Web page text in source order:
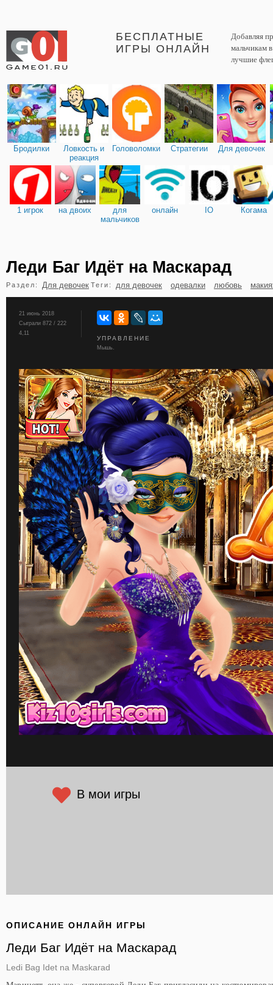
БЕСПЛАТНЫЕ
ИГРЫ ОНЛАЙН
Добавляя
мальчикам
лучшие
Бродилки
Ловкость и
реакция
Головоломки Стратегии Для девочек
1 игрок на двоих
для
мальчиков
онлайн IO Когама
бильярд карты
Леди Баг Идёт на Маскарад
Раздел: Для девочек Теги: для девочек одевалки любовь
21 июнь 2018
Сыграли 872 / 222
4,11
УПРАВЛЕНИЕ
Мышь.
В мои игры
ОПИСАНИЕ ОНЛАЙН ИГРЫ
Леди Баг Идёт на Маскарад
Ledi Bag Idet na Maskarad